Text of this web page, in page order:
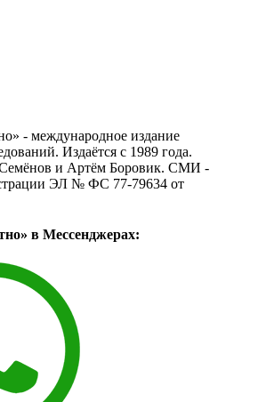
- международное издание
Издаётся с 1989 года.
и Артём Боровик. CМИ -
ЭЛ № ФС 77-79634 от
в Мессенджерах: